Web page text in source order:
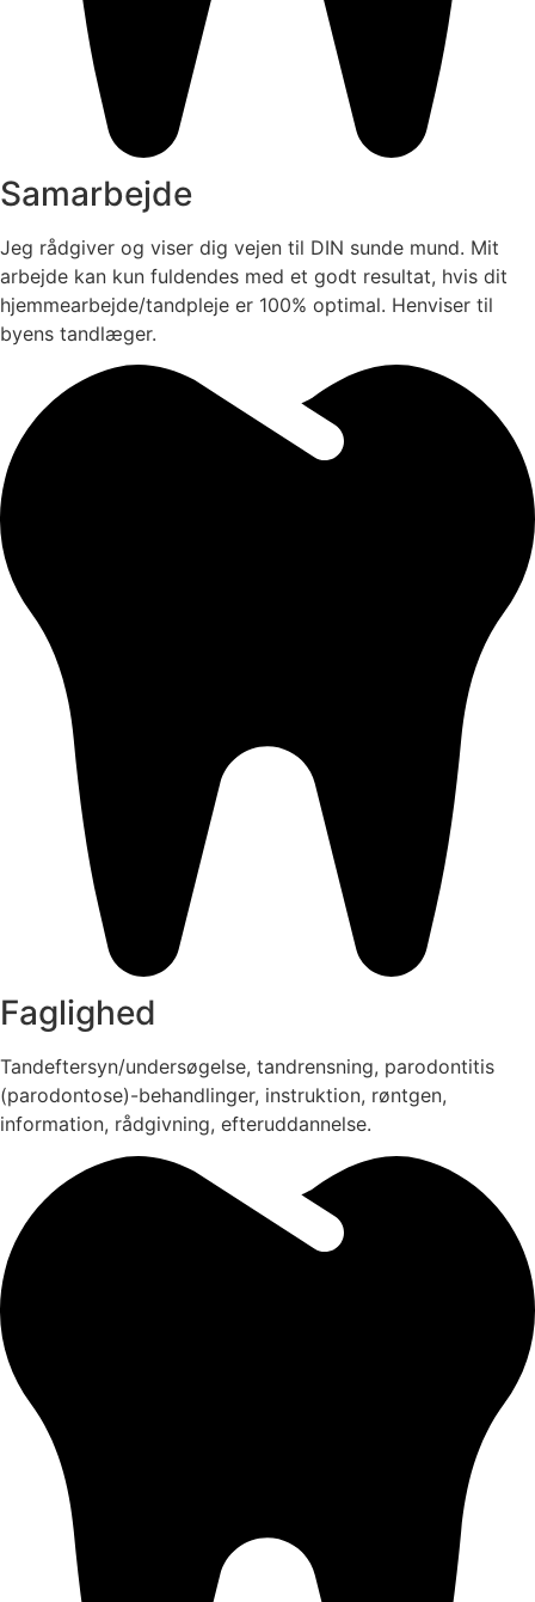
Samarbejde
Jeg rådgiver og viser dig vejen til DIN sunde mund. Mit
arbejde kan kun fuldendes med et godt resultat, hvis dit
hjemmearbejde/tandpleje er 100% optimal. Henviser til
byens tandlæger.
Faglighed
Tandeftersyn/undersøgelse, tandrensning, parodontitis
(parodontose)-behandlinger, instruktion, røntgen,
information, rådgivning, efteruddannelse.